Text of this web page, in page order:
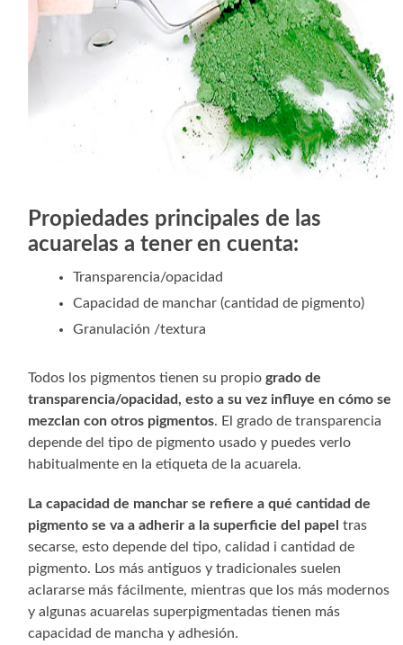
Propiedades principales de las
acuarelas a tener en cuenta:
Transparencia/opacidad
Capacidad de manchar (cantidad de pigmento)
Granulación /textura
Todos los pigmentos tienen su propiogrado de
transparencia/opacidad, esto a su vez influye en cómo se
mezclan con otros pigmentos. El grado de transparencia
depende del tipo de pigmento usado y puedes verlo
habitualmente en la etiqueta de la acuarela.
La capacidad de manchar se refiere a qué cantidad de
pigmento se va a adherir a la superficie del papel tras
secarse, esto depende del tipo, calidad i cantidad de
pigmento. Los más antiguos y tradicionales suelen
aclararse más fácilmente, mientras que los más modernos
y algunas acuarelas superpigmentadas tienen más
capacidad de mancha y adhesión.